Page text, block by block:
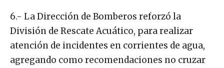
6.- La Dirección de Bomberos reforzó la
División de Rescate Acuático, para realizar
atención de incidentes en corrientes de agua,
agregando como recomendaciones no cruzar